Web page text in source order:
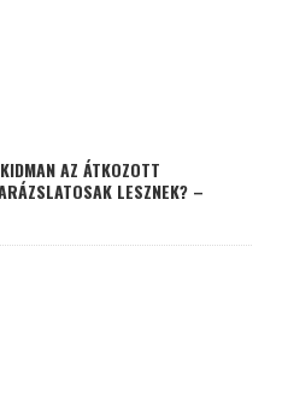
AZ ÁTKOZOTT
LESZNEK? –